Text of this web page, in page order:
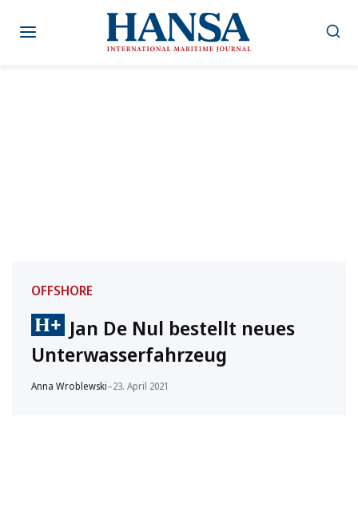
Inhalt
OFFSHORE
Jan De Nul bestellt neues
Unterwasserfahrzeug
Anna Wroblewski–23. April 2021